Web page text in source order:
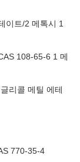
이트/2 메톡시 1
108-65-6 1 메
리콜 메틸 에테
770-35-4